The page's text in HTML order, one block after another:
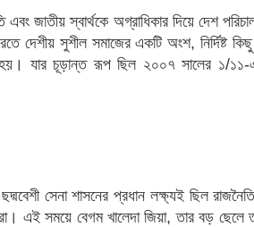
এবং জাতীয় স্বার্থকে অগ্রাধিকার দিয়ে দেশ
দেশীয় সুশীল সমাজের একটি অংশ, নির্দিষ্ট
যার চূড়ান্ত রূপ ছিল ২০০৭ সালের ১/১১-
সেনা শাসনের প্রধান লক্ষ্যই ছিল
এই সময়ে বেগম খালেদা জিয়া, তার বড় ছেলে